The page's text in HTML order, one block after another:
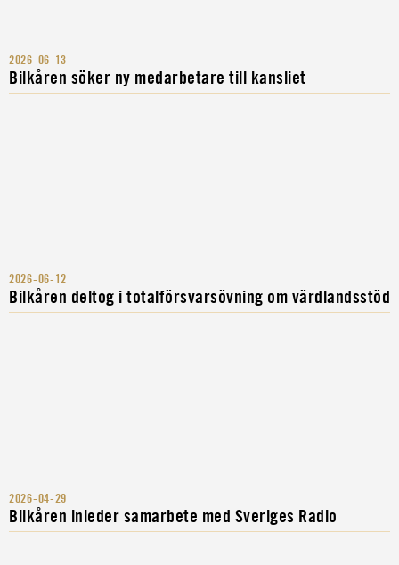
2026-06-13
Bilkåren söker ny medarbetare till kansliet
2026-06-12
Bilkåren deltog i totalförsvarsövning om värdlandsstöd
2026-04-29
Bilkåren inleder samarbete med Sveriges Radio